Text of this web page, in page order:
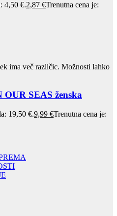
4,50 €.2,87 €Trenutna cena je:
ima več različic. Možnosti lahko
SEAS ženska
19,50 €.9,99 €Trenutna cena je: